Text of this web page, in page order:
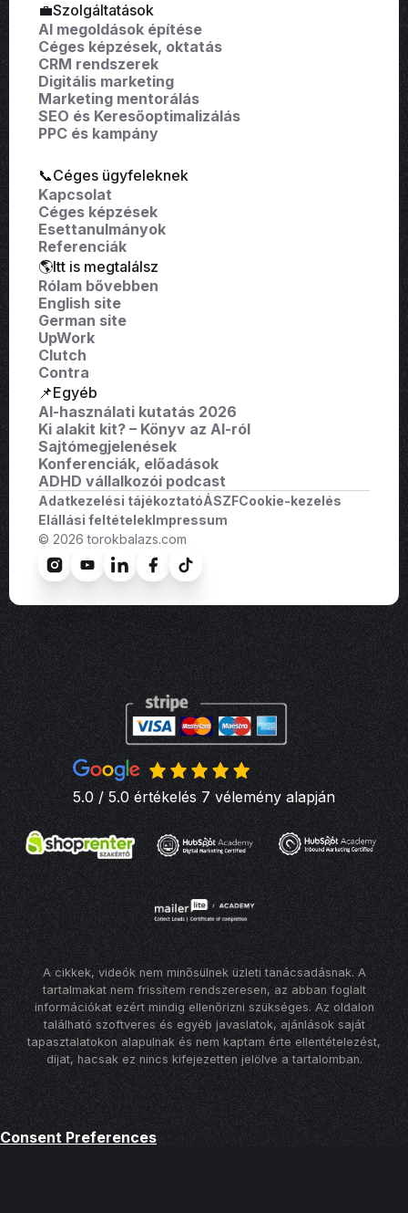
💼Szolgáltatások
AI megoldások építése
Céges képzések, oktatás
CRM rendszerek
Digitális marketing
Marketing mentorálás
SEO és Keresőoptimalizálás
PPC és kampány
📞Céges ügyfeleknek
Kapcsolat
Céges képzések
Esettanulmányok
Referenciák
🌎Itt is megtalálsz
Rólam bővebben
English site
German site
UpWork
Clutch
Contra
📌Egyéb
AI-használati kutatás 2026
Ki alakit kit? – Könyv az AI-ról
Sajtómegjelenések
Konferenciák, előadások
ADHD vállalkozói podcast
Adatkezelési tájékoztatóÁSZFCookie-kezelés
Elállási feltételekImpressum
© 2026 torokbalazs.com
5.0 / 5.0 értékelés 7 vélemény alapján
A cikkek, videók nem minősülnek üzleti tanácsadásnak. A
tartalmakat nem frissítem rendszeresen, az abban foglalt
információkat ezért mindig ellenőrizni szükséges. Az oldalon
található szoftveres és egyéb javaslatok, ajánlások saját
tapasztalatokon alapulnak és nem kaptam érte ellentételezést,
díjat, hacsak ez nincs kifejezetten jelölve a tartalomban.
Consent Preferences